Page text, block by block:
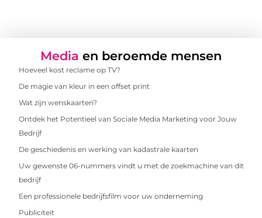
Media en beroemde mensen
Hoeveel kost reclame op TV?
De magie van kleur in een offset print
Wat zijn wenskaarten?
Ontdek het Potentieel van Sociale Media Marketing voor Jouw
Bedrijf
De geschiedenis en werking van kadastrale kaarten
Uw gewenste 06-nummers vindt u met de zoekmachine van dit
bedrijf
Een professionele bedrijfsfilm voor uw onderneming
Publiciteit